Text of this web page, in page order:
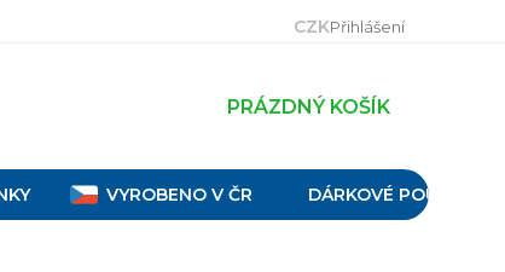
výměna a reklamace Velikostní tabulky
CZKPřihlášení
PRÁZDNÝ KOŠÍK
VYROBENO V ČR DÁRKOVÉ POUKAZY